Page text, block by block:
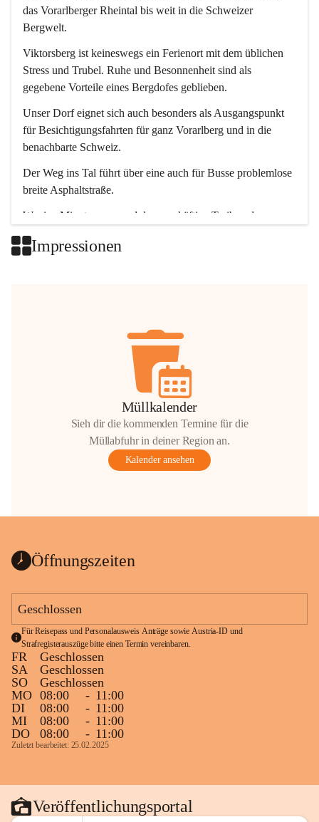
das Vorarlberger Rheintal bis weit in die Schweizer
Bergwelt.
Viktorsberg ist keineswegs ein Ferienort mit dem üblichen
Stress und Trubel. Ruhe und Besonnenheit sind als
gegebene Vorteile eines Bergdofes geblieben.
Unser Dorf eignet sich auch besonders als Ausgangspunkt
für Besichtigungsfahrten für ganz Vorarlberg und in die
benachbarte Schweiz.
Der Weg ins Tal führt über eine auch für Busse problemlose
breite Asphaltstraße.
Wenige Minuten nur, und das geschäftige Treiben der
Impressionen
Müllkalender
Sieh dir die kommenden Termine für die
Müllabfuhr in deiner Region an.
Kalender ansehen
Öffnungszeiten
Geschlossen
Für Reisepass und Personalausweis Anträge sowie Austria-ID und
Strafregisterauszüge bitte einen Termin vereinbaren.
FR
Geschlossen
SA
Geschlossen
SO
Geschlossen
MO 08:00 - 11:00
DI
08:00 - 11:00
MI
08:00 - 11:00
DO
08:00 - 11:00
Zuletzt bearbeitet: 25.02.2025
Veröffentlichungsportal